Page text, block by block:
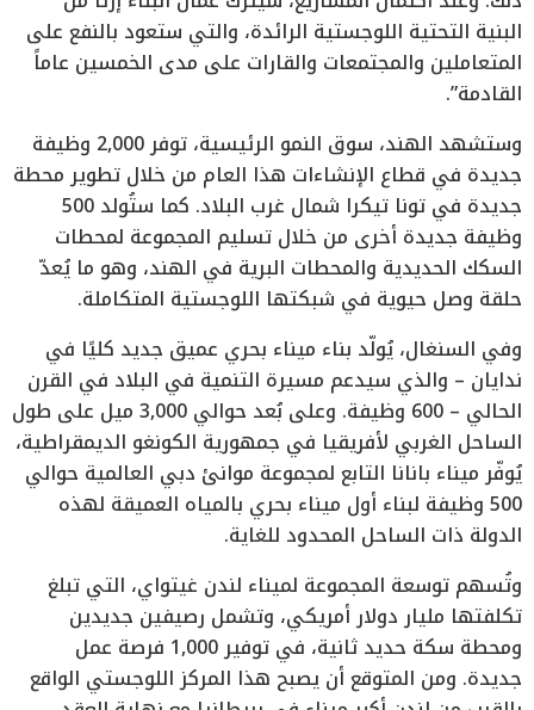
البنية التحتية اللوجستية الرائدة، والتي ستعود بالنفع على
المتعاملين والمجتمعات والقارات على مدى الخمسين عاماً
القادمة”.
وستشهد الهند، سوق النمو الرئيسية، توفر 2,000 وظيفة
جديدة في قطاع الإنشاءات هذا العام من خلال تطوير محطة
جديدة في تونا تيكرا شمال غرب البلاد. كما ستُولد 500
وظيفة جديدة أخرى من خلال تسليم المجموعة لمحطات
السكك الحديدية والمحطات البرية في الهند، وهو ما يُعدّ
حلقة وصل حيوية في شبكتها اللوجستية المتكاملة.
وفي السنغال، يُولّد بناء ميناء بحري عميق جديد كليًا في
ندايان – والذي سيدعم مسيرة التنمية في البلاد في القرن
الحالي – 600 وظيفة. وعلى بُعد حوالي 3,000 ميل على طول
الساحل الغربي لأفريقيا في جمهورية الكونغو الديمقراطية،
يُوفّر ميناء بانانا التابع لمجموعة موانئ دبي العالمية حوالي
500 وظيفة لبناء أول ميناء بحري بالمياه العميقة لهذه
الدولة ذات الساحل المحدود للغاية.
وتُسهم توسعة المجموعة لميناء لندن غيتواي، التي تبلغ
تكلفتها مليار دولار أمريكي، وتشمل رصيفين جديدين
ومحطة سكة حديد ثانية، في توفير 1,000 فرصة عمل
جديدة. ومن المتوقع أن يصبح هذا المركز اللوجستي الواقع